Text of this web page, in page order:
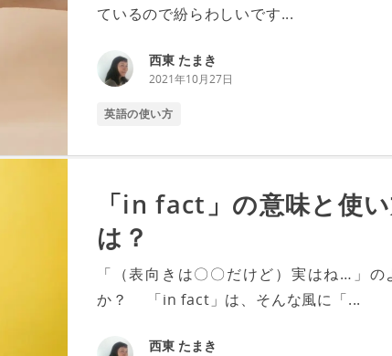
ているので紛らわしいです...
西東 たまき
2021年10月27日
英語の使い方
「in fact」の意味と使
は？
「（表向きは〇〇だけど）実はね…」
か？ 「in fact」は、そんな風に「...
西東 たまき